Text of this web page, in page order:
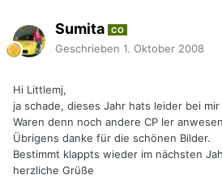
Sumita CO
Geschrieben 1. Oktober 2008
Hi Littlemj,
ja schade, dieses Jahr hats leider bei
Waren denn noch andere CP ler
Übrigens danke für die schönen Bilder.
Bestimmt klappts wieder im nächsten
herzliche Grüße